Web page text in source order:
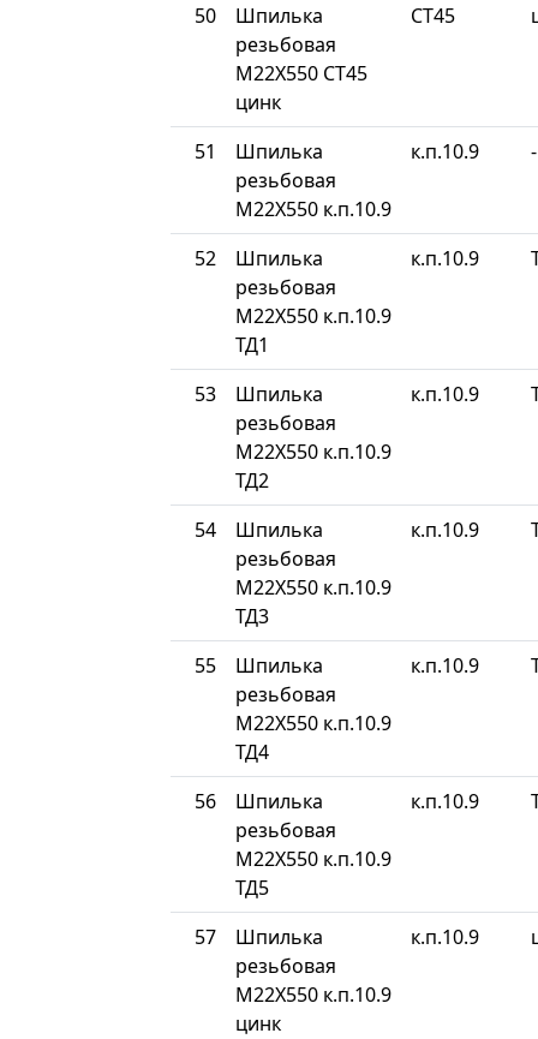
50
Шпилька
резьбовая
М22Х550 СТ45
цинк
СТ45
51
Шпилька
резьбовая
М22Х550 к.п.10.9
к.п.10.9 -
52
Шпилька
резьбовая
М22Х550 к.п.10.9
ТД1
к.п.10.9
53
Шпилька
резьбовая
М22Х550 к.п.10.9
ТД2
к.п.10.9
54
Шпилька
резьбовая
М22Х550 к.п.10.9
ТД3
к.п.10.9
55
Шпилька
резьбовая
М22Х550 к.п.10.9
ТД4
к.п.10.9
56
Шпилька
резьбовая
М22Х550 к.п.10.9
ТД5
к.п.10.9
57
Шпилька
резьбовая
М22Х550 к.п.10.9
цинк
к.п.10.9